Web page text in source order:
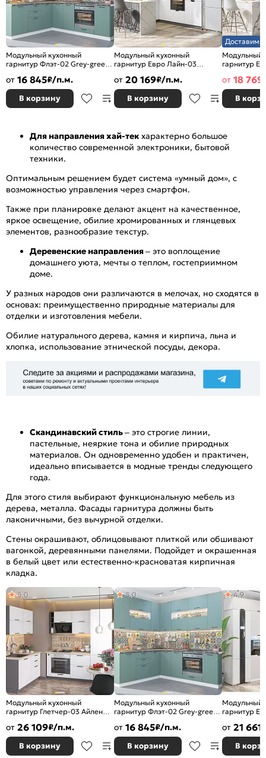
Модульный кухонный
гарнитур Флэт-02 Grey-green
2340x2390/1700x600
от 16 845₽/п.м.
В корзину
Модульный кухонный
гарнитур Евро Лайн-03
2140x2400/2690x600
от 20 169₽/п.м.
В корзину
Доставим
Модульный
гарнитур
2140x2400/
от 18 769
В
Для направления хай-тек характерно большое
количество современной электроники, бытовой
техники.
Оптимальным решением будет система «умный дом», с
возможностью управления через смартфон.
Также при планировке делают акцент на качественное,
яркое освещение, обилие хромированных и глянцевых
элементов, разнообразие текстур.
Деревенские направления– это воплощение
домашнего уюта, мечты о теплом, гостеприимном
доме.
У разных народов они различаются в мелочах, но сходятся в
основах: преимущественно природные материалы для
отделки и изготовления мебели.
Обилие натурального дерева, камня и кирпича, льна и
хлопка, использование этнической посуды, декора.
Скандинавский стиль– это строгие линии,
пастельные, неяркие тона и обилие природных
материалов. Он одновременно удобен и практичен,
идеально вписывается в модные тренды следующего
года.
Для этого стиля выбирают функциональную мебель из
дерева, металла. Фасады гарнитура должны быть
лаконичными, без вычурной отделки.
Стены окрашивают, облицовывают плиткой или обшивают
вагонкой, деревянными панелями. Подойдет и окрашенная
в белый цвет или естественно-красноватая кирпичная
кладка.
Модульный кухонный
гарнитур Глетчер-03 Айленд
2140x1200/2000x600
5,0
от 26 109₽/п.м.
В корзину
Модульный кухонный
гарнитур Флэт-02 Grey-green
2340x2390/1700x600
5,0
от 16 845₽/п.м.
В корзину
Модульный
гарнитур
2500x2400/
4,9
от 21 661
В